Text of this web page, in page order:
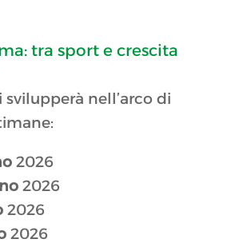
tra sport e crescita
svilupperà nell’arco di
:
2026
2026
2026
2026